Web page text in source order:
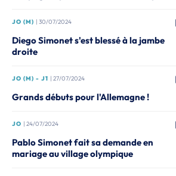
JO (M) | 30/07/2024
Diego Simonet s'est blessé à la jambe
droite
JO (M) - J1 | 27/07/2024
Grands débuts pour l'Allemagne !
JO | 24/07/2024
Pablo Simonet fait sa demande en
mariage au village olympique